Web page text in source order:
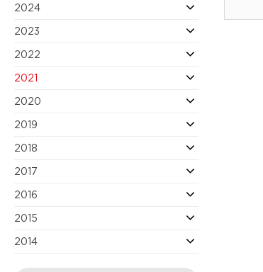
2024
2023
2022
2021
2020
2019
2018
2017
2016
2015
2014